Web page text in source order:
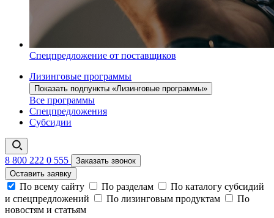
Спецпредложение от поставщиков
Лизинговые программы
Показать подпункты «Лизинговые программы»
Все программы
Спецпредложения
Субсидии
8 800 222 0 555
Заказать звонок
Оставить заявку
По всему сайту По разделам
По каталогу субсидий
и спецпредложений
По лизинговым продуктам
По
новостям и статьям